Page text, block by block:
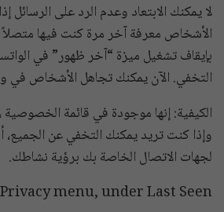
لا يمكنك الابتعاد وعدم الرد على الرسائل
الأشخاص معرفة آخر مرة كنت فيها متصلاً
بإيقاف تشغيل ميزة “آخر ظهور” في
التخفي. الآن يمكنك تجاهل الأشخاص
الكيفية: إنها موجودة في قائمة
وإذا كنت تريد يمكنك التخفي عن الجميع،
لجهات الاتصال الخاصة بك برؤية نشاطك.
Privacy menu, under Last Seen